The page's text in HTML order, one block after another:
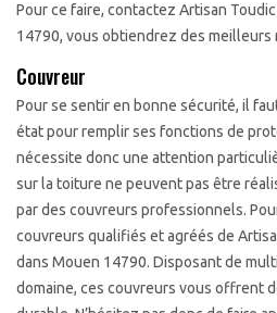
Pour ce faire, contactez Artisan
14790, vous obtiendrez des meilleurs
Couvreur
Pour se sentir en bonne sécurité, il
état pour remplir ses fonctions de
nécessite donc une attention
sur la toiture ne peuvent pas être
par des couvreurs professionnels.
couvreurs qualifiés et agréés de
dans Mouen 14790. Disposant de
domaine, ces couvreurs vous offrent